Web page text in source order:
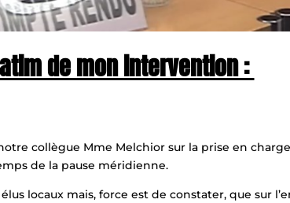
de mon intervention :
collègue Mme Melchior sur la prise en
de la pause méridienne.
locaux mais, force est de constater, que sur